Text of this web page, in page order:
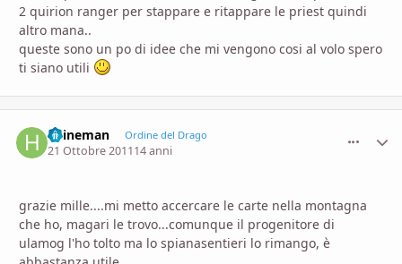
2 quirion ranger per stappare e ritappare le priest quindi
altro mana..
queste sono un po di idee che mi vengono cosi al volo spero
ti siano utili
heineman Ordine del Drago
21 Ottobre 201114 anni
grazie mille....mi metto accercare le carte nella montagna
che ho, magari le trovo...comunque il progenitore di
ulamog l'ho tolto ma lo spianasentieri lo rimango, è